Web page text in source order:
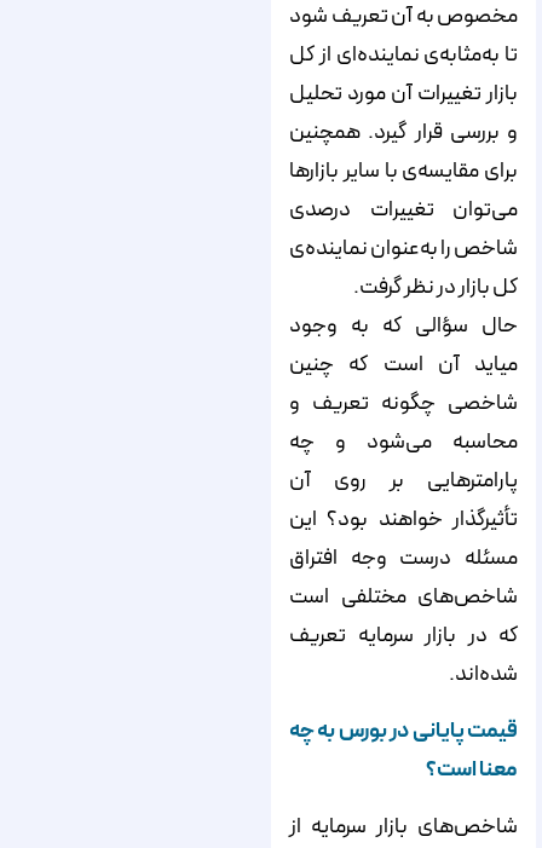
مخصوص به آن تعریف شود
تا به‌مثابه‌ی نماینده‌‌‌‌ای از کل
بازار تغییرات آن مورد تحلیل
و بررسی قرار گیرد. همچنین
برای مقایسه‌‌‌‌ی با سایر بازارها
می‌‌‌‌توان تغییرات درصدی
شاخص را به‌عنوان نماینده‌‌‌‌ی
کل بازار در نظر گرفت.
حال سؤالی که به وجود
میاید آن است که چنین
شاخصی چگونه تعریف و
محاسبه می‌‌‌‌شود و چه
پارامترهایی بر روی آن
تأثیرگذار خواهند بود؟ این
مسئله درست وجه افتراق
شاخص‌‌‌‌های مختلفی است
که در بازار سرمایه تعریف
شده‌‌‌‌اند.
قیمت پایانی در بورس به چه
معنا است؟
شاخص‌‌‌‌های بازار سرمایه از